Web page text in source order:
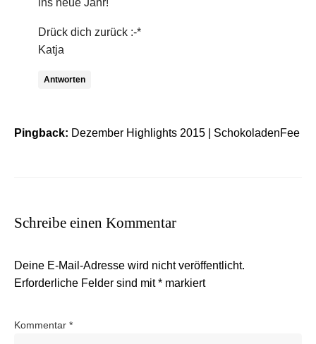
ins neue Jahr!
Drück dich zurück :-*
Katja
Antworten
Pingback: Dezember Highlights 2015 | SchokoladenFee
Schreibe einen Kommentar
Deine E-Mail-Adresse wird nicht veröffentlicht.
Erforderliche Felder sind mit* markiert
Kommentar *